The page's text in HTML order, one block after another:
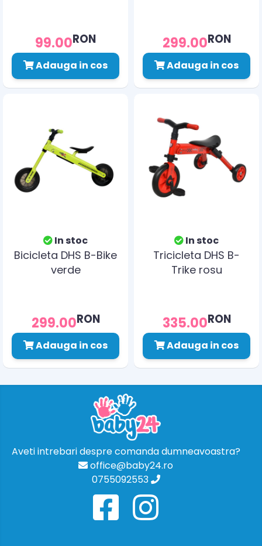
99.00RON
Adauga in cos
299.00RON
Adauga in cos
In stoc
Bicicleta DHS B-Bike
verde
299.00RON
Adauga in cos
In stoc
Tricicleta DHS B-
Trike rosu
335.00RON
Adauga in cos
Aveti intrebari despre comanda dumneavoastra?
office@baby24.ro
0755092553